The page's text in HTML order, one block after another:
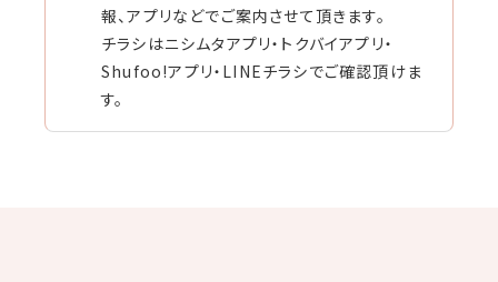
報、アプリなどでご案内させて頂きます。
チラシはニシムタアプリ・トクバイアプリ・
Shufoo!アプリ・LINEチラシでご確認頂けま
す。